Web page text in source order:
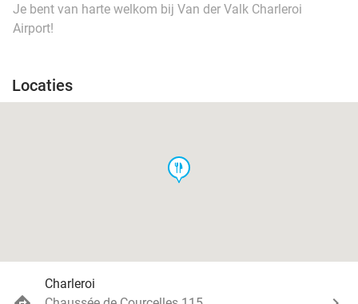
Je bent van harte welkom bij Van der Valk Charleroi
Airport!
Locaties
food
Charleroi